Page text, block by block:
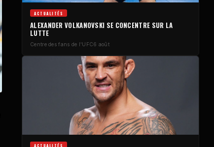
ACTUALITÉS
ALEXANDER VOLKANOVSKI SE CONCENTRE SUR LA
LUTTE
Centre des fans de l'UFC6 août
ACTUALITÉS